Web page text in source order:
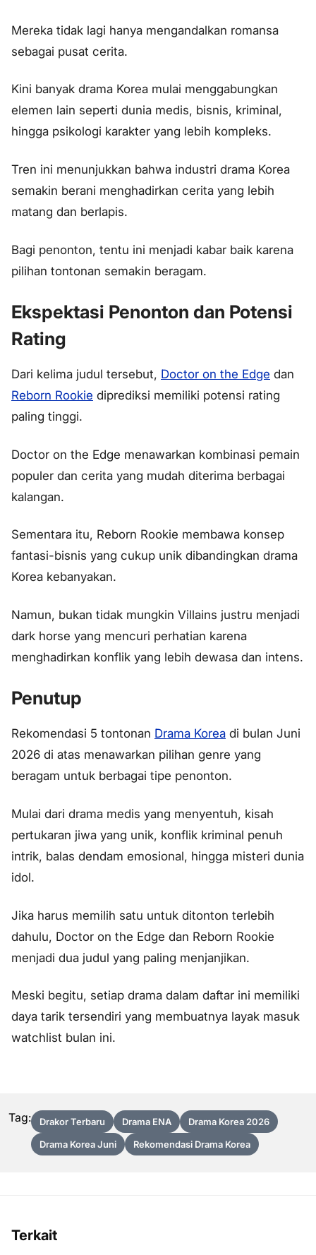
Mereka tidak lagi hanya mengandalkan romansa
sebagai pusat cerita.
Kini banyak drama Korea mulai menggabungkan
elemen lain seperti dunia medis, bisnis, kriminal,
hingga psikologi karakter yang lebih kompleks.
Tren ini menunjukkan bahwa industri drama Korea
semakin berani menghadirkan cerita yang lebih
matang dan berlapis.
Bagi penonton, tentu ini menjadi kabar baik karena
pilihan tontonan semakin beragam.
Ekspektasi Penonton dan Potensi
Rating
Dari kelima judul tersebut, Doctor on the Edge dan
Reborn Rookie diprediksi memiliki potensi rating
paling tinggi.
Doctor on the Edge menawarkan kombinasi pemain
populer dan cerita yang mudah diterima berbagai
kalangan.
Sementara itu, Reborn Rookie membawa konsep
fantasi-bisnis yang cukup unik dibandingkan drama
Korea kebanyakan.
Namun, bukan tidak mungkin Villains justru menjadi
dark horse yang mencuri perhatian karena
menghadirkan konflik yang lebih dewasa dan intens.
Penutup
Rekomendasi 5 tontonan Drama Korea di bulan Juni
2026 di atas menawarkan pilihan genre yang
beragam untuk berbagai tipe penonton.
Mulai dari drama medis yang menyentuh, kisah
pertukaran jiwa yang unik, konflik kriminal penuh
intrik, balas dendam emosional, hingga misteri dunia
idol.
Jika harus memilih satu untuk ditonton terlebih
dahulu, Doctor on the Edge dan Reborn Rookie
menjadi dua judul yang paling menjanjikan.
Meski begitu, setiap drama dalam daftar ini memiliki
daya tarik tersendiri yang membuatnya layak masuk
watchlist bulan ini.
Tag: Drakor Terbaru Drama ENA
Drama Korea 2026
Drama Korea Juni
Rekomendasi Drama Korea
Terkait